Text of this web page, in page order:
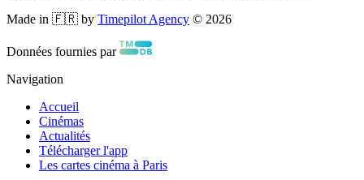
Made in 🇫🇷 by Timepilot Agency © 2026
Données fournies par
Navigation
Accueil
Cinémas
Actualités
Télécharger l'app
Les cartes cinéma à Paris